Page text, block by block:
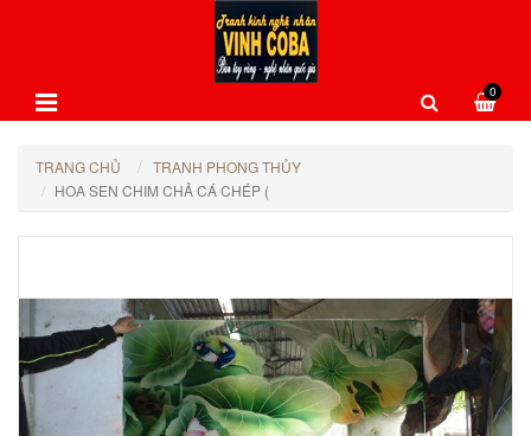
0
TRANG CHỦ
TRANH PHONG THỦY
HOA SEN CHIM CHẢ CÁ CHÉP (